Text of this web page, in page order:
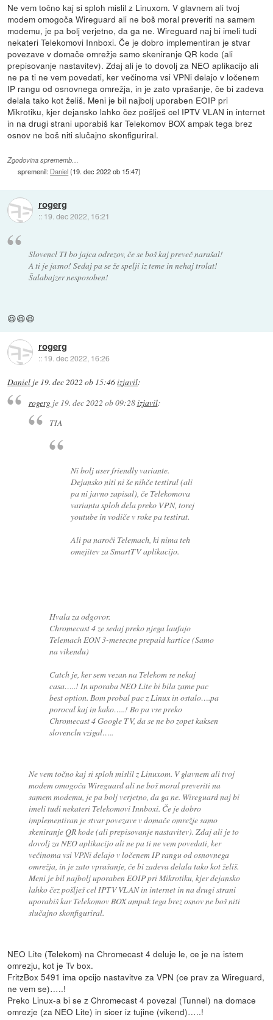
Ne vem točno kaj si sploh mislil z Linuxom. V glavnem ali tvoj
modem omogoča Wireguard ali ne boš moral preveriti na samem
modemu, je pa bolj verjetno, da ga ne. Wireguard naj bi imeli tudi
nekateri Telekomovi Innboxi. Če je dobro implementiran je stvar
povezave v domače omrežje samo skeniranje QR kode (ali
prepisovanje nastavitev). Zdaj ali je to dovolj za NEO aplikacijo ali
ne pa ti ne vem povedati, ker večinoma vsi VPNi delajo v ločenem
IP rangu od osnovnega omrežja, in je zato vprašanje, če bi zadeva
delala tako kot želiš. Meni je bil najbolj uporaben EOIP pri
Mikrotiku, kjer dejansko lahko čez pošlješ cel IPTV VLAN in internet
in na drugi strani uporabiš kar Telekomov BOX ampak tega brez
osnov ne boš niti slučajno skonfiguriral.
Zgodovina sprememb…
spremenil: Daniel(19. dec 2022 ob 15:47)
rogerg
:: 19. dec 2022, 16:21
Slovencl TI bo jajca odrezov, če se boš kaj preveč narašal!
A ti je jasno! Sedaj pa se že spelji iz teme in nehaj trolat!
Šalabajzer nesposoben!
😆😆😆
rogerg
:: 19. dec 2022, 16:26
Daniel je 19. dec 2022 ob 15:46izjavil:
rogergje 19. dec 2022 ob 09:28izjavil:
TIA
Ni bolj user friendly variante.
Dejansko niti ni še nihče testiral (ali
pa ni javno zapisal), če Telekomova
varianta sploh dela preko VPN, torej
youtube in vodiče v roke pa testirat.
Ali pa naroči Telemach, ki nima teh
omejitev za SmartTV aplikacijo.
Hvala za odgovor.
Chromecast 4 ze sedaj preko njega laufajo
Telemach EON 3-mesecne prepaid kartice (Samo
na vikendu)
Catch je, ker sem vezan na Telekom se nekaj
casa…..! In uporaba NEO Lite bi bila zame pac
best option. Bom probal pac z Linux in ostalo….pa
porocal kaj in kako…..! Bo pa vse preko
Chromecast 4 Google TV, da se ne bo zopet kaksen
slovencln vzigal…..
Ne vem točno kaj si sploh mislil z Linuxom. V glavnem ali tvoj
modem omogoča Wireguard ali ne boš moral preveriti na
samem modemu, je pa bolj verjetno, da ga ne. Wireguard naj bi
imeli tudi nekateri Telekomovi Innboxi. Če je dobro
implementiran je stvar povezave v domače omrežje samo
skeniranje QR kode (ali prepisovanje nastavitev). Zdaj ali je to
dovolj za NEO aplikacijo ali ne pa ti ne vem povedati, ker
večinoma vsi VPNi delajo v ločenem IP rangu od osnovnega
omrežja, in je zato vprašanje, če bi zadeva delala tako kot želiš.
Meni je bil najbolj uporaben EOIP pri Mikrotiku, kjer dejansko
lahko čez pošlješ cel IPTV VLAN in internet in na drugi strani
uporabiš kar Telekomov BOX ampak tega brez osnov ne boš niti
slučajno skonfiguriral.
NEO Lite (Telekom) na Chromecast 4 deluje le, ce je na istem
omrezju, kot je Tv box.
FritzBox 5491 ima opcijo nastavitve za VPN (ce prav za Wireguard,
ne vem se)…..!
Preko Linux-a bi se z Chromecast 4 povezal (Tunnel) na domace
omrezje (za NEO Lite) in sicer iz tujine (vikend)…..!